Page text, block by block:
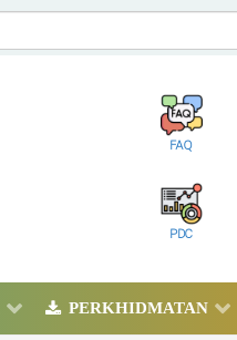
FAQ
PDC
PERKHIDMATAN